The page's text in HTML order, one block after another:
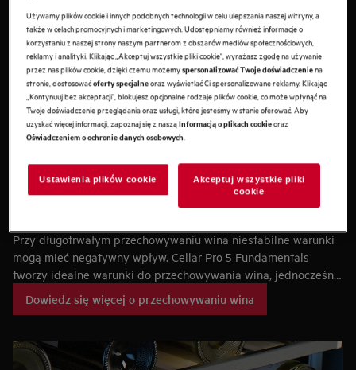
Chroń swoje wina dzięki Cellar Pro 5
Przy długotrwałym przechowywaniu wina niestabilne warunki
mogą mieć negatywny wpływ. Cellar Pro 5 Fundamentals
tworzy idealne warunki do przechowywania wina, jednocześnie
konserwując je i pozwalając mu stabilnie dojrzewać. Nasze
chłodziarki zapewniają, że Twoje butelki z winem są
i wilgotności powyżej 50%. Są również wolne od wibracji i
oferują wysokiej jakości cyrkulację.
Dowiedz się więcej o przechowywaniu wina
Używamy plików cookie i innych podobnych technologii w celu ulepszania naszej witryny, a
także w celach promocyjnych i marketingowych. Udostępniamy również informacje o
korzystaniu z naszej strony naszym partnerom z obszarów mediów społecznościowych,
reklamy i analityki. Klikając „Akceptuj wszystkie pliki cookie", wyrażasz zgodę na używanie
przez nas plików cookie, dzięki czemu możemyspersonalizować Twoje doświadczeniena
stronie, dostosowaćoferty specjalneoraz wyświetlać Ci spersonalizowane reklamy. Klikając
„Kontynuuj bez akceptacji", blokujesz opcjonalne rodzaje plików cookie, co może wpłynąć na
Twoje doświadczenie przeglądania oraz usługi, które jesteśmy w stanie oferować. Aby
uzyskać więcej informacji, zapoznaj się z nasząInformacją o plikach cookieoraz
Oświadczeniem o ochronie danych osobowych.
Ustawienia plików cookie
Akceptuj wszystkie pliki
cookie